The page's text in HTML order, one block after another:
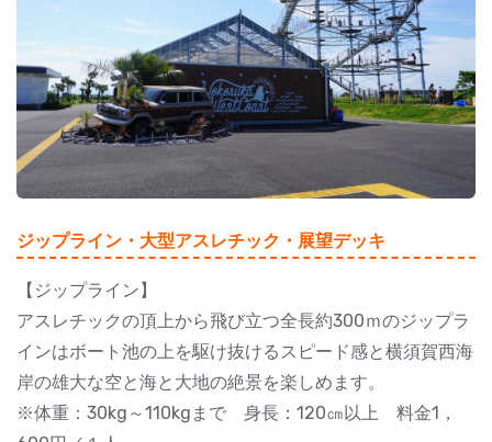
ジップライン・大型アスレチック・展望デッキ
【ジップライン】
アスレチックの頂上から飛び立つ全長約300ｍのジップラ
インはボート池の上を駆け抜けるスピード感と横須賀西海
岸の雄大な空と海と大地の絶景を楽しめます。
※体重：30kg～110kgまで 身長：120㎝以上 料金1，